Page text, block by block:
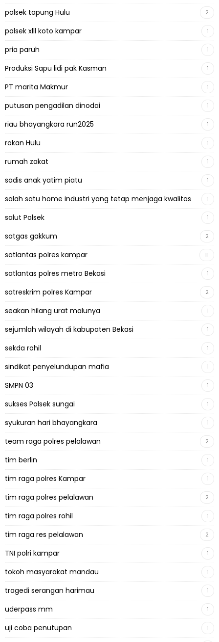
polsek tapung Hulu 2
polsek xlll koto kampar 1
pria paruh 1
Produksi Sapu lidi pak Kasman 1
PT marita Makmur 1
putusan pengadilan dinodai 1
riau bhayangkara run2025 1
rokan Hulu 1
rumah zakat 1
sadis anak yatim piatu 1
salah satu home industri yang tetap menjaga kwalitas 1
salut Polsek 1
satgas gakkum 2
satlantas polres kampar 11
satlantas polres metro Bekasi 1
satreskrim polres Kampar 2
seakan hilang urat malunya 1
sejumlah wilayah di kabupaten Bekasi 1
sekda rohil 1
sindikat penyelundupan mafia 1
SMPN 03 1
sukses Polsek sungai 1
syukuran hari bhayangkara 1
team raga polres pelalawan 2
tim berlin 1
tim raga polres Kampar 1
tim raga polres pelalawan 2
tim raga polres rohil 1
tim raga res pelalawan 2
TNI polri kampar 1
tokoh masyarakat mandau 1
tragedi serangan harimau 1
uderpass mm 1
uji coba penutupan 1